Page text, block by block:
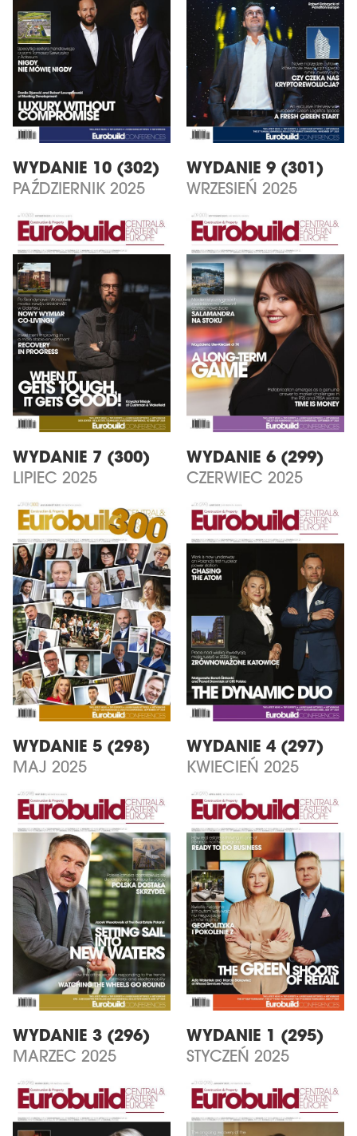
WYDANIE 10 (302)
PAŹDZIERNIK 2025
WYDANIE 9 (301)
WRZESIEŃ 2025
WYDANIE 7 (300)
LIPIEC 2025
WYDANIE 6 (299)
CZERWIEC 2025
WYDANIE 5 (298)
MAJ 2025
WYDANIE 4 (297)
KWIECIEŃ 2025
WYDANIE 3 (296)
MARZEC 2025
WYDANIE 1 (295)
STYCZEŃ 2025